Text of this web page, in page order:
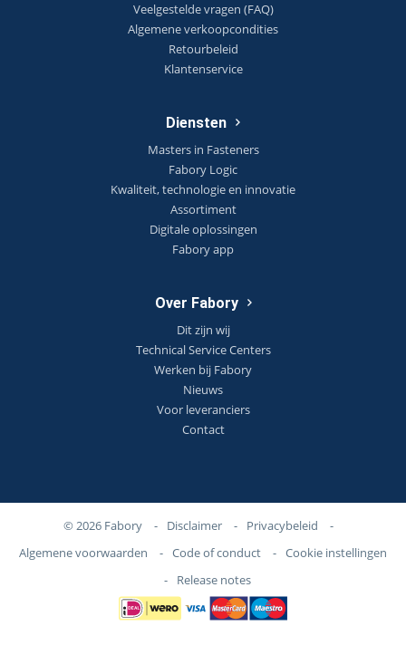
Veelgestelde vragen (FAQ)
Algemene verkoopcondities
Retourbeleid
Klantenservice
Diensten
Masters in Fasteners
Fabory Logic
Kwaliteit, technologie en innovatie
Assortiment
Digitale oplossingen
Fabory app
Over Fabory
Dit zijn wij
Technical Service Centers
Werken bij Fabory
Nieuws
Voor leveranciers
Contact
© 2026 Fabory - Disclaimer - Privacybeleid
-
Algemene voorwaarden
- Code of conduct - Cookie instellingen
-
Release notes